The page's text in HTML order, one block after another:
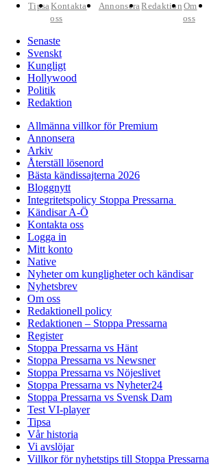
TipsaKontakta
oss
AnnonseraRedaktion Om
oss
Senaste
Svenskt
Kungligt
Hollywood
Politik
Redaktion
Allmänna villkor för Premium
Annonsera
Arkiv
Återställ lösenord
Bästa kändissajterna 2026
Bloggnytt
Integritetspolicy Stoppa Pressarna
Kändisar A-Ö
Kontakta oss
Logga in
Mitt konto
Native
Nyheter om kungligheter och kändisar
Nyhetsbrev
Om oss
Redaktionell policy
Redaktionen – Stoppa Pressarna
Register
Stoppa Pressarna vs Hänt
Stoppa Pressarna vs Newsner
Stoppa Pressarna vs Nöjeslivet
Stoppa Pressarna vs Nyheter24
Stoppa Pressarna vs Svensk Dam
Test VI-player
Tipsa
Vår historia
Vi avslöjar
Villkor för nyhetstips till Stoppa Pressarna